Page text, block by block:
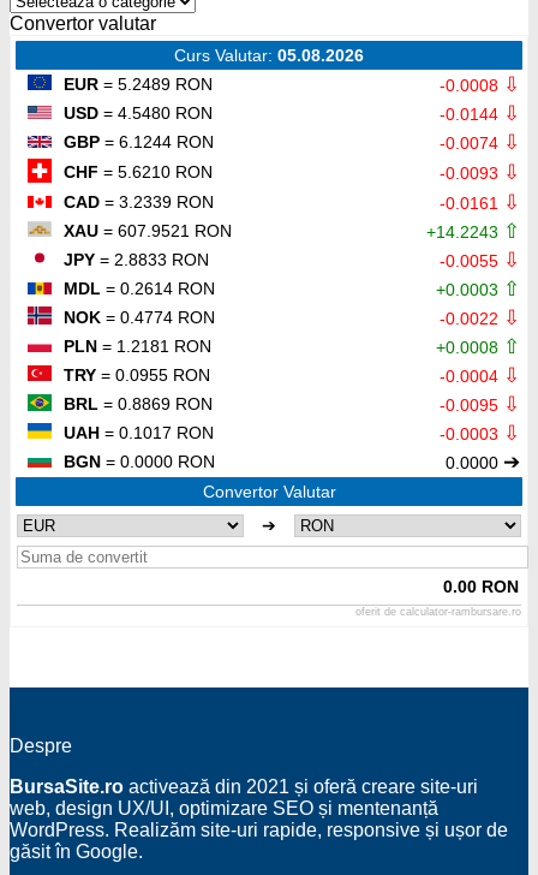
Convertor valutar
Curs Valutar: 05.08.2026
EUR = 5.2489 RON -0.0008 ⇩
USD = 4.5480 RON -0.0144 ⇩
GBP = 6.1244 RON -0.0074 ⇩
CHF = 5.6210 RON -0.0093 ⇩
CAD = 3.2339 RON -0.0161 ⇩
XAU = 607.9521 RON +14.2243 ⇧
JPY = 2.8833 RON -0.0055 ⇩
MDL = 0.2614 RON +0.0003 ⇧
NOK = 0.4774 RON -0.0022 ⇩
PLN = 1.2181 RON +0.0008 ⇧
TRY = 0.0955 RON -0.0004 ⇩
BRL = 0.8869 RON -0.0095 ⇩
UAH = 0.1017 RON -0.0003 ⇩
BGN = 0.0000 RON 0.0000 ➔
Convertor Valutar
➔
0.00 RON
oferit decalculator-rambursare.ro
Despre
BursaSite.ro activează din 2021 și oferă creare site-uri
web, design UX/UI, optimizare SEO și mentenanță
WordPress. Realizăm site-uri rapide, responsive și ușor de
găsit în Google.